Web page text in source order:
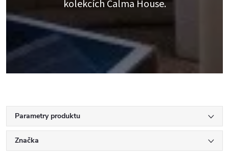
kolekcích Calma House.
Parametry produktu
Značka